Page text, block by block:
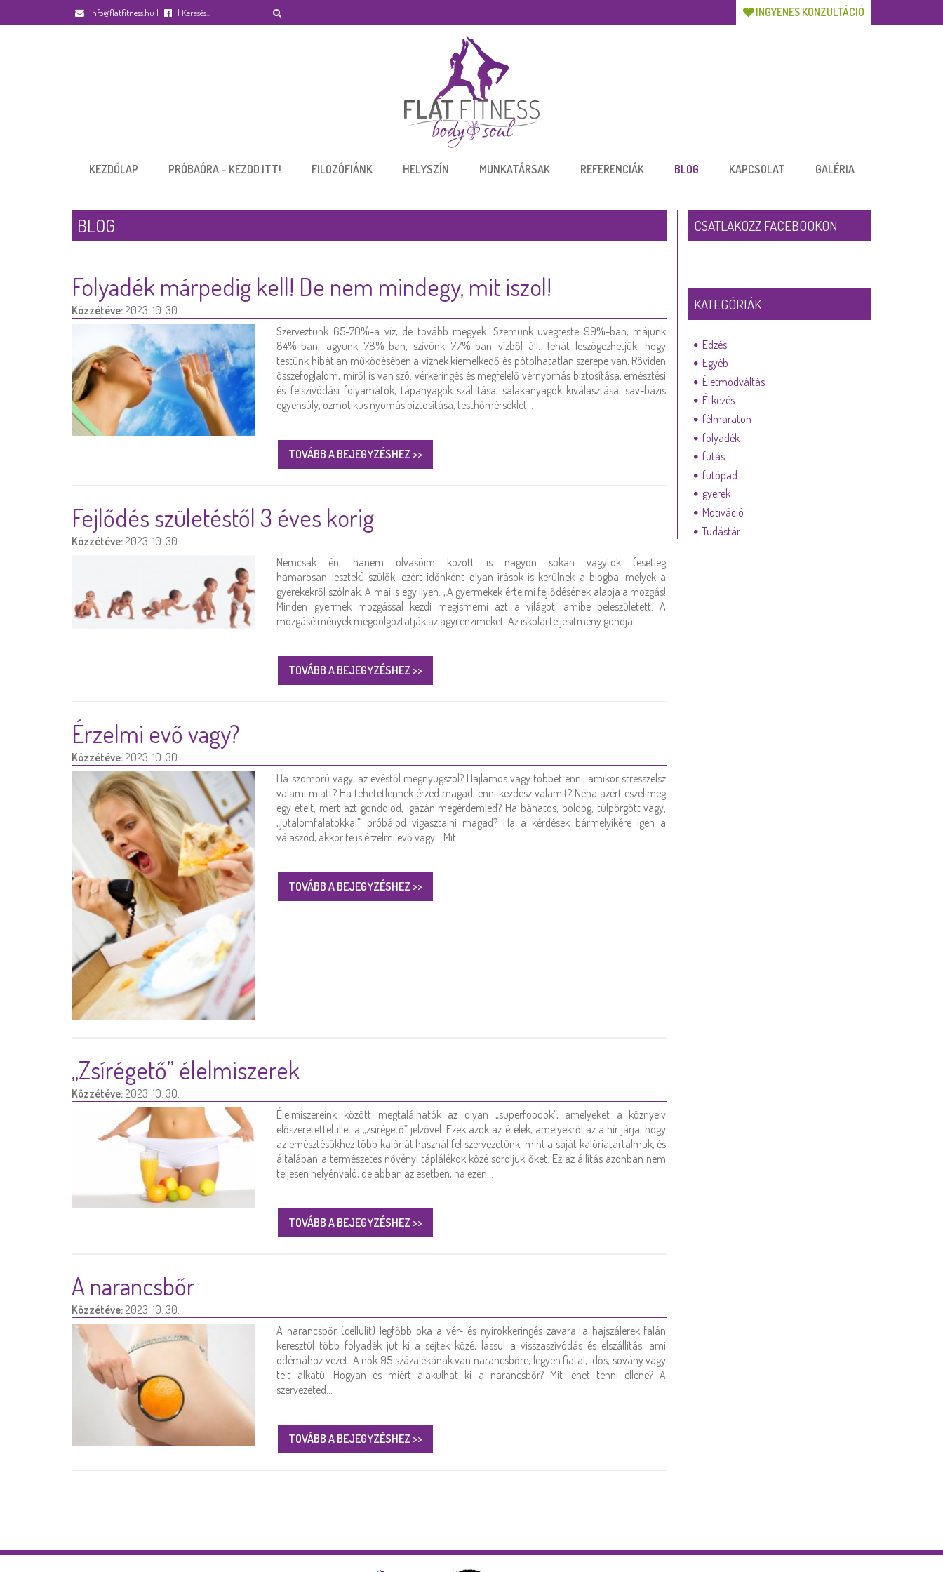
info@flatfitness.hu | | INGYENES KONZULTÁCIÓ
KEZDŐLAP PRÓBAÓRA – KEZDD ITT! FILOZÓFIÁNK HELYSZÍN MUNKATÁRSAK REFERENCIÁK BLOG KAPCSOLAT GALÉRIA
BLOG
Folyadék márpedig kell! De nem mindegy, mit iszol!
Közzétéve: 2023. 10. 30.
Szerveztünk 65-70%-a víz, de tovább megyek. Szemünk üvegteste 99%-ban, májunk
84%-ban, agyunk 78%-ban, szívünk 77%-ban vízből áll. Tehát leszögezhetjük, hogy
testünk hibátlan működésében a víznek kiemelkedő és pótolhatatlan szerepe van. Röviden
összefoglalom, miről is van szó: vérkeringés és megfelelő vérnyomás biztosítása, emésztési
és felszívódási folyamatok, tápanyagok szállítása, salakanyagok kiválasztása, sav-bázis
egyensúly, ozmotikus nyomás biztosítása, testhőmérséklet…
TOVÁBB A BEJEGYZÉSHEZ >>
Fejlődés születéstől 3 éves korig
Közzétéve: 2023. 10. 30.
Nemcsak én, hanem olvasóim között is nagyon sokan vagytok (esetleg
hamarosan lesztek) szülők, ezért időnként olyan írások is kerülnek a blogba, melyek a
gyerekekről szólnak. A mai is egy ilyen. „A gyermekek értelmi fejlődésének alapja a mozgás!
Minden gyermek mozgással kezdi megismerni azt a világot, amibe beleszületett. A
mozgásélmények megdolgoztatják az agyi enzimeket. Az iskolai teljesítmény gondjai…
TOVÁBB A BEJEGYZÉSHEZ >>
Érzelmi evő vagy?
Közzétéve: 2023. 10. 30.
Ha szomorú vagy, az evéstől megnyugszol? Hajlamos vagy többet enni, amikor stresszelsz
valami miatt? Ha tehetetlennek érzed magad, enni kezdesz valamit? Néha azért eszel meg
egy ételt, mert azt gondolod, igazán megérdemled? Ha bánatos, boldog, túlpörgött vagy,
„jutalomfalatokkal” próbálod vigasztalni magad? Ha a kérdések bármelyikére igen a
válaszod, akkor te is érzelmi evő vagy. Mit…
TOVÁBB A BEJEGYZÉSHEZ >>
„Zsírégető” élelmiszerek
Közzétéve: 2023. 10. 30.
Élelmiszereink között megtalálhatók az olyan „superfoodok”, amelyeket a köznyelv
előszeretettel illet a „zsírégető” jelzővel. Ezek azok az ételek, amelyekről az a hír járja, hogy
az emésztésükhez több kalóriát használ fel szervezetünk, mint a saját kalóriatartalmuk, és
általában a természetes növényi táplálékok közé soroljuk őket. Ez az állítás azonban nem
teljesen helyénvaló, de abban az esetben, ha ezen…
TOVÁBB A BEJEGYZÉSHEZ >>
A narancsbőr
Közzétéve: 2023. 10. 30.
A narancsbőr (cellulit) legfőbb oka a vér- és nyirokkeringés zavara: a hajszálerek falán
keresztül több folyadék jut ki a sejtek közé, lassul a visszaszívódás és elszállítás, ami
ödémához vezet. A nők 95 százalékának van narancsbőre, legyen fiatal, idős, sovány vagy
telt alkatú. Hogyan és miért alakulhat ki a narancsbőr? Mit lehet tenni ellene? A
szervezeted…
TOVÁBB A BEJEGYZÉSHEZ >>
CSATLAKOZZ FACEBOOKON
KATEGÓRIÁK
Edzés
Egyéb
Életmódváltás
Étkezés
félmaraton
folyadék
futás
futópad
gyerek
Motiváció
Tudástár